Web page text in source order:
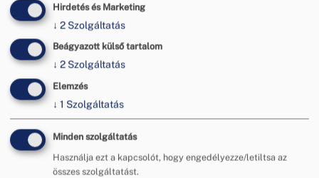
A távleolvasós mérőórák bevezetése lehetővé teszi a
pontosabb fogyasztásmérést, mivel azok
automatikusan, távolról leolvashatóak, így elkerülhetők
a mérési hibák és a viták a szolgáltatóval.
Címkék
fogyasztóvédelem
mérőóra-csere
közüzemi számla
sajtó
sajtómegjelenés
Hirdetés és Marketing
↓ 2 Szolgáltatás
Beágyazott külső tartalom
↓ 2 Szolgáltatás
Elemzés
↓ 1 Szolgáltatás
Minden szolgáltatás
Használja ezt a kapcsolót, hogy engedélyezze/letiltsa az
összes szolgáltatást.